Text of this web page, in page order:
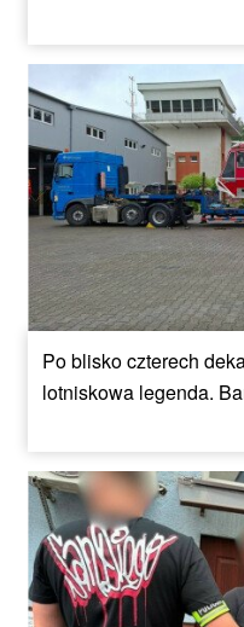
Po blisko czterech
lotniskowa legenda.